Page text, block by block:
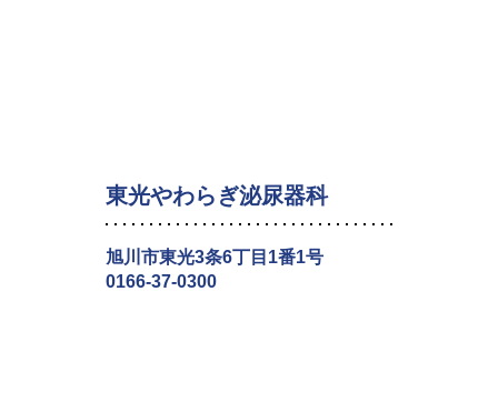
東光やわらぎ泌尿器科
旭川市東光3条6丁目1番1号
0166-37-0300